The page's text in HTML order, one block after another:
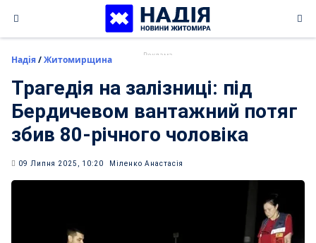
content
Надія/Житомирщина
Трагедія на залізниці: під
Бердичевом вантажний потяг
збив 80-річного чоловіка
09 Липня 2025, 10:20 Міленко Анастасія